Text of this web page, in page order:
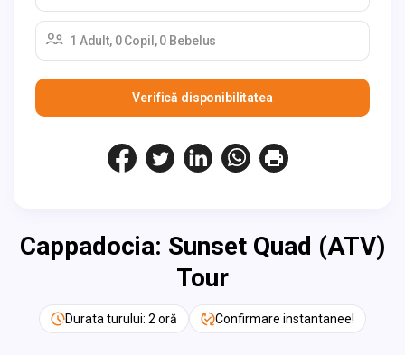
1 Adult, 0 Copil, 0 Bebelus
Verifică disponibilitatea
Cappadocia: Sunset Quad (ATV)
Tour
Durata turului: 2 oră Confirmare instantanee!